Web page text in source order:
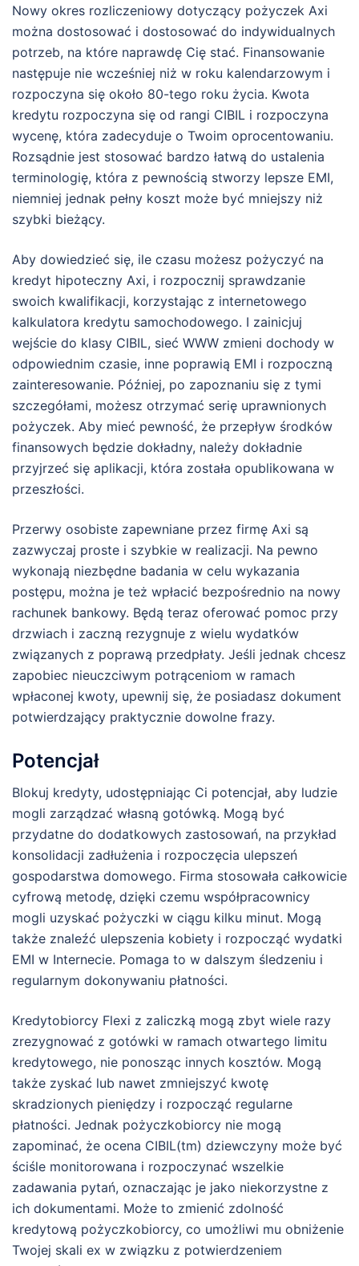
Nowy okres rozliczeniowy dotyczący pożyczek Axi
można dostosować i dostosować do indywidualnych
potrzeb, na które naprawdę Cię stać. Finansowanie
następuje nie wcześniej niż w roku kalendarzowym i
rozpoczyna się około 80-tego roku życia. Kwota
kredytu rozpoczyna się od rangi CIBIL i rozpoczyna
wycenę, która zadecyduje o Twoim oprocentowaniu.
Rozsądnie jest stosować bardzo łatwą do ustalenia
terminologię, która z pewnością stworzy lepsze EMI,
niemniej jednak pełny koszt może być mniejszy niż
szybki bieżący.
Aby dowiedzieć się, ile czasu możesz pożyczyć na
kredyt hipoteczny Axi, i rozpocznij sprawdzanie
swoich kwalifikacji, korzystając z internetowego
kalkulatora kredytu samochodowego. I zainicjuj
wejście do klasy CIBIL, sieć WWW zmieni dochody w
odpowiednim czasie, inne poprawią EMI i rozpoczną
zainteresowanie. Później, po zapoznaniu się z tymi
szczegółami, możesz otrzymać serię uprawnionych
pożyczek. Aby mieć pewność, że przepływ środków
finansowych będzie dokładny, należy dokładnie
przyjrzeć się aplikacji, która została opublikowana w
przeszłości.
Przerwy osobiste zapewniane przez firmę Axi są
zazwyczaj proste i szybkie w realizacji. Na pewno
wykonają niezbędne badania w celu wykazania
postępu, można je też wpłacić bezpośrednio na nowy
rachunek bankowy. Będą teraz oferować pomoc przy
drzwiach i zaczną rezygnuje z wielu wydatków
związanych z poprawą przedpłaty. Jeśli jednak chcesz
zapobiec nieuczciwym potrąceniom w ramach
wpłaconej kwoty, upewnij się, że posiadasz dokument
potwierdzający praktycznie dowolne frazy.
Potencjał
Blokuj kredyty, udostępniając Ci potencjał, aby ludzie
mogli zarządzać własną gotówką. Mogą być
przydatne do dodatkowych zastosowań, na przykład
konsolidacji zadłużenia i rozpoczęcia ulepszeń
gospodarstwa domowego. Firma stosowała całkowicie
cyfrową metodę, dzięki czemu współpracownicy
mogli uzyskać pożyczki w ciągu kilku minut. Mogą
także znaleźć ulepszenia kobiety i rozpocząć wydatki
EMI w Internecie. Pomaga to w dalszym śledzeniu i
regularnym dokonywaniu płatności.
Kredytobiorcy Flexi z zaliczką mogą zbyt wiele razy
zrezygnować z gotówki w ramach otwartego limitu
kredytowego, nie ponosząc innych kosztów. Mogą
także zyskać lub nawet zmniejszyć kwotę
skradzionych pieniędzy i rozpocząć regularne
płatności. Jednak pożyczkobiorcy nie mogą
zapominać, że ocena CIBIL(tm) dziewczyny może być
ściśle monitorowana i rozpoczynać wszelkie
zadawania pytań, oznaczając je jako niekorzystne z
ich dokumentami. Może to zmienić zdolność
kredytową pożyczkobiorcy, co umożliwi mu obniżenie
Twojej skali ex w związku z potwierdzeniem